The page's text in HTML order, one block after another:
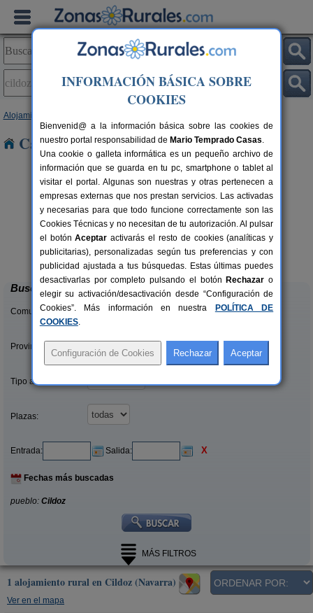
Alojamientos
Casas Rurales en Cildoz
15 pers.
desde30 €
Casa Rural Haitzetxea
Azpilkueta (Navarra)
Buscar
Comunidades:
Provincias/Islas:
Tipo alquiler:
Plazas:
Entrada: Salida: X
Fechas más buscadas
pueblo: Cildoz
MÁS FILTROS
1 alojamiento rural en Cildoz (Navarra)
Ver en el mapa
INFORMACIÓN BÁSICA SOBRE
COOKIES
Bienvenid@ a la información básica sobre las cookies de
nuestro portal responsabilidad de Mario Temprado Casas.
Una cookie o galleta informática es un pequeño archivo de
información que se guarda en tu pc, smartphone o tablet al
visitar el portal. Algunas son nuestras y otras pertenecen a
empresas externas que nos prestan servicios. Las activadas
y necesarias para que todo funcione correctamente son las
Cookies Técnicas y no necesitan de tu autorización. Al pulsar
el botónAceptar activarás el resto de cookies (analíticas y
publicitarias), personalizadas según tus preferencias y con
publicidad ajustada a tus búsquedas. Estas últimas puedes
desactivarlas por completo pulsando el botón Rechazar o
elegir su activación/desactivación desde “Configuración de
Cookies”. Más información en nuestra
POLÍTICA DE
COOKIES.